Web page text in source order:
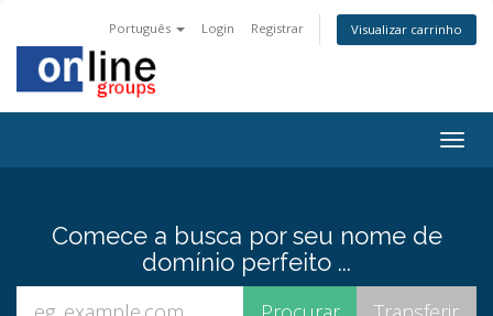
Português Login Registrar Visualizar carrinho
Comece a busca por seu nome de
domínio perfeito ...